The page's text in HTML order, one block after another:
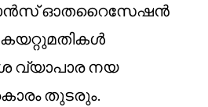
ഓതറൈസേഷൻ
കയറ്റുമതികൾ
വ്യാപാര നയ
തുടരും.